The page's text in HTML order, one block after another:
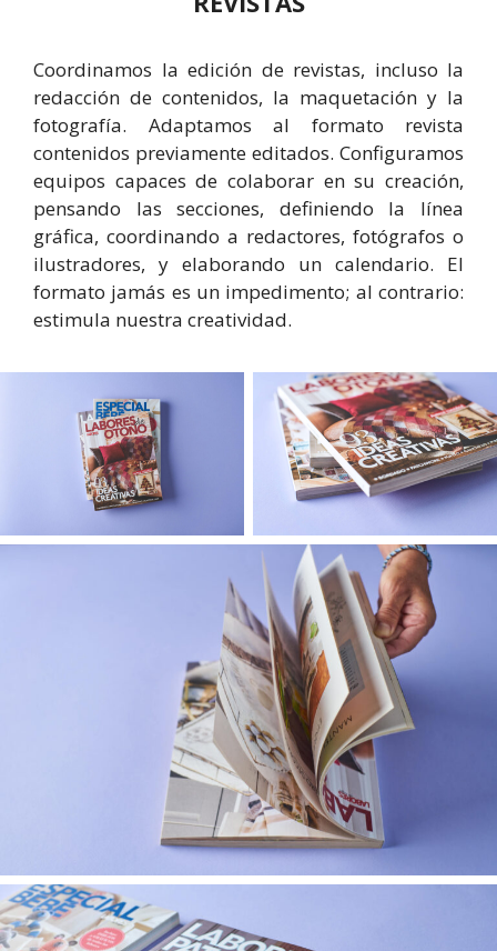
Coordinamos la edición de revistas, incluso la
redacción de contenidos, la maquetación y la
fotografía. Adaptamos al formato revista
contenidos previamente editados. Configuramos
equipos capaces de colaborar en su creación,
pensando las secciones, definiendo la línea
gráfica, coordinando a redactores, fotógrafos o
ilustradores, y elaborando un calendario. El
formato jamás es un impedimento; al contrario:
estimula nuestra creatividad.